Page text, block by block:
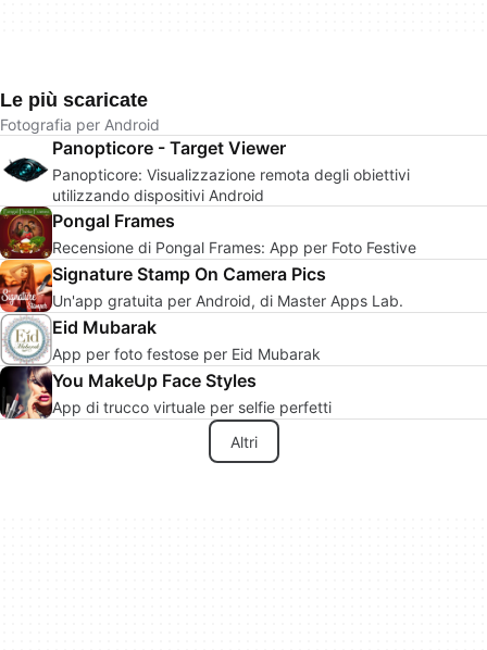
Le più scaricate
Fotografia per Android
Panopticore - Target Viewer
Panopticore: Visualizzazione remota degli obiettivi
utilizzando dispositivi Android
Pongal Frames
Recensione di Pongal Frames: App per Foto Festive
Signature Stamp On Camera Pics
Un'app gratuita per Android, di Master Apps Lab.
Eid Mubarak
App per foto festose per Eid Mubarak
You MakeUp Face Styles
App di trucco virtuale per selfie perfetti
Altri